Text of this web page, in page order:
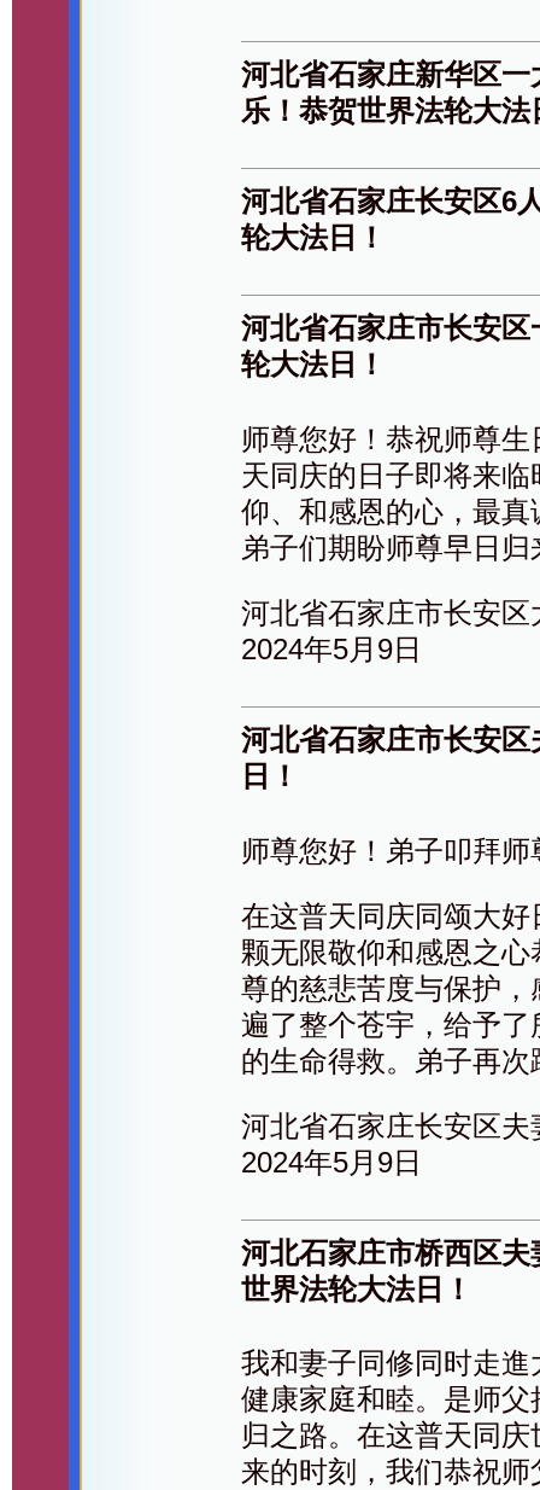
河北省石家庄新华区
乐！恭贺世界法轮大法
河北省石家庄长安区6
轮大法日！
河北省石家庄市长安
轮大法日！
师尊您好！恭祝师尊
天同庆的日子即将来
仰、和感恩的心，最
弟子们期盼师尊早日
河北省石家庄市长安区
2024年5月9日
河北省石家庄市长安
日！
师尊您好！弟子叩拜师
在这普天同庆同颂大
颗无限敬仰和感恩之
尊的慈悲苦度与保护
遍了整个苍宇，给予
的生命得救。弟子再次
河北省石家庄长安区
2024年5月9日
河北石家庄市桥西区
世界法轮大法日！
我和妻子同修同时走
健康家庭和睦。是师
归之路。在这普天同
来的时刻，我们恭祝